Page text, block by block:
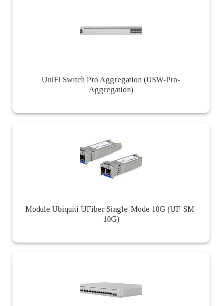
UniFi Switch Pro Aggregation (USW-Pro-
Aggregation)
Module Ubiquiti UFiber Single-Mode 10G (UF-SM-
10G)